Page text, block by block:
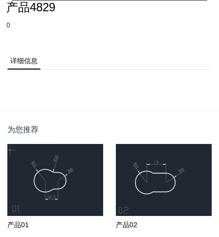
产品4829
0
详细信息
为您推荐
产品01 产品02